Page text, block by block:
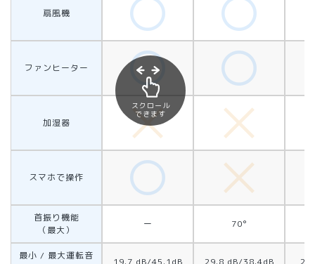
扇風機
ファンヒーター
加湿器
スマホで操作
首振り機能
（最大）
ー 70°
最小 / 最大運転音
スクロール
できます